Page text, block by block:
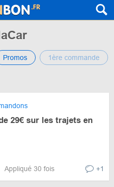
Promos 1ère commande
29€ sur les trajets en
Appliqué 30 fois +1